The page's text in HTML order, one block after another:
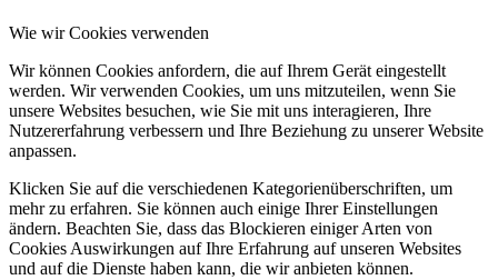
Wie wir Cookies verwenden
Wir können Cookies anfordern, die auf Ihrem Gerät eingestellt
werden. Wir verwenden Cookies, um uns mitzuteilen, wenn Sie
unsere Websites besuchen, wie Sie mit uns interagieren, Ihre
Nutzererfahrung verbessern und Ihre Beziehung zu unserer Website
anpassen.
Klicken Sie auf die verschiedenen Kategorienüberschriften, um
mehr zu erfahren. Sie können auch einige Ihrer Einstellungen
ändern. Beachten Sie, dass das Blockieren einiger Arten von
Cookies Auswirkungen auf Ihre Erfahrung auf unseren Websites
und auf die Dienste haben kann, die wir anbieten können.